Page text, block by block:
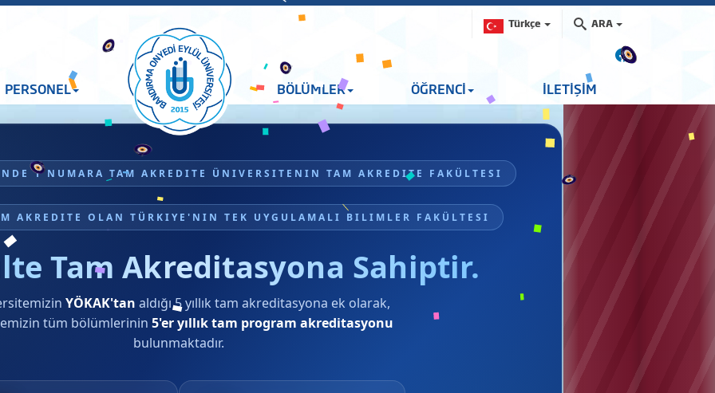
Türkçe ARA
PERSONEL BÖLÜMLER ÖĞRENCİ İLETİŞİM
1 NUMARA TAM AKREDITE ÜNIVERSITENIN TAM AKREDITE FAKÜLTESI
AKREDITE OLAN TÜRKIYE'NIN TEK UYGULAMALI BILIMLER FAKÜLTESI
Tam Akreditasyona Sahiptir.
YÖKAK'tan aldığı 5 yıllık tam akreditasyona ek olarak,
tüm bölümlerinin 5'er yıllık tam program akreditasyonu
bulunmaktadır.